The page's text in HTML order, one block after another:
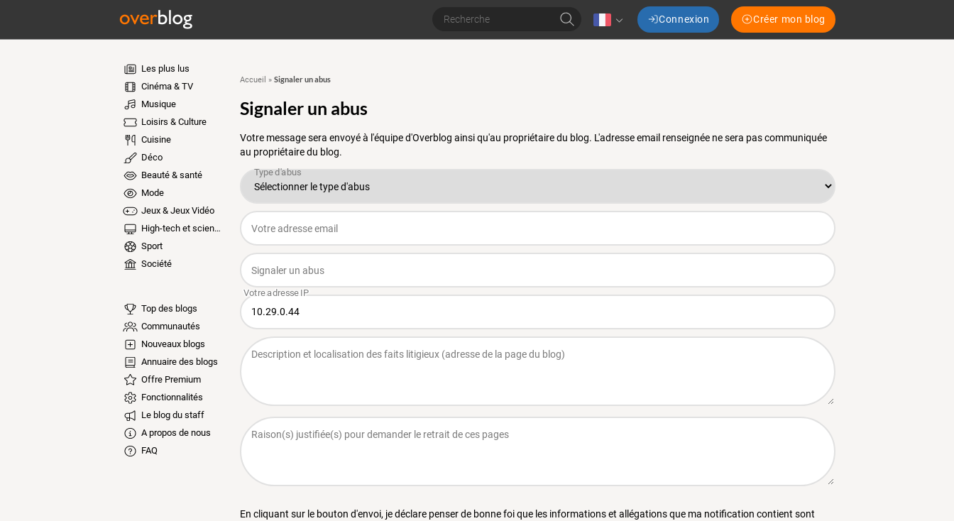
Connexion Créer mon blog
Les plus lus
Cinéma & TV
Musique
Loisirs & Culture
Cuisine
Déco
Beauté & santé
Mode
Jeux & Jeux Vidéo
High-tech et sciences
Sport
Société
Top des blogs
Communautés
Nouveaux blogs
Annuaire des blogs
Offre Premium
Fonctionnalités
Le blog du staff
A propos de nous
FAQ
Accueil » Signaler un abus
Signaler un abus
Votre message sera envoyé à l'équipe d'Overblog ainsi qu'au propriétaire du blog. L'adresse email renseignée ne sera pas communiquée
au propriétaire du blog.
En cliquant sur le bouton d'envoi, je déclare penser de bonne foi que les informations et allégations que ma notification contient sont